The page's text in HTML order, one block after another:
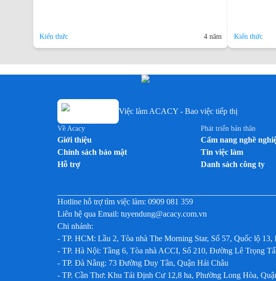
Kiến thức 4 năm Kiến thức
Việc làm ACACY - Bao việc tiếp thị
Về Acacy
Giới thiệu
Chính sách bảo mật
Hỗ trợ
Phát triển bản thân
Cẩm nang nghề
Tin việc làm
Danh sách công ty
Hotline hỗ trợ tìm việc làm: 0909 081 359
Liên hệ qua Email: tuyendung@acacy.com.vn
Chi nhánh:
- TP. HCM: Lầu 2, Tòa nhà The Morning Star, Số 57, Quốc lộ 13,
- TP. Hà Nội: Tầng 6, Tòa nhà ACCI, Số 210, Đường Lê Trọng
- TP. Đà Nẵng: 73 Đường Duy Tân, Quận Hải Châu
- TP. Cần Thơ: Khu Tái Định Cư 12,8 ha, Phường Long Hòa,